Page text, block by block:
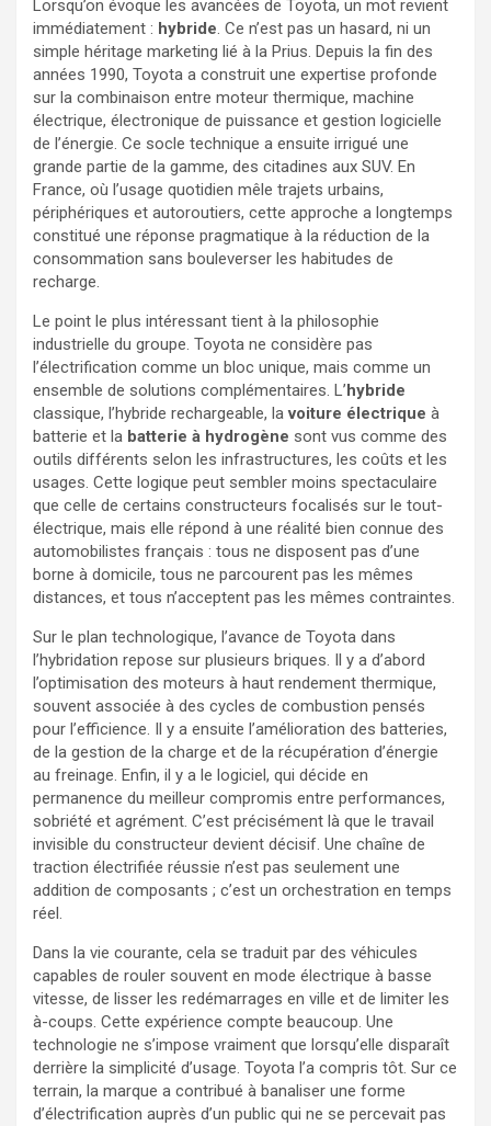
Lorsqu’on évoque les avancées de Toyota, un mot revient
immédiatement : hybride. Ce n’est pas un hasard, ni un
simple héritage marketing lié à la Prius. Depuis la fin des
années 1990, Toyota a construit une expertise profonde
sur la combinaison entre moteur thermique, machine
électrique, électronique de puissance et gestion logicielle
de l’énergie. Ce socle technique a ensuite irrigué une
grande partie de la gamme, des citadines aux SUV. En
France, où l’usage quotidien mêle trajets urbains,
périphériques et autoroutiers, cette approche a longtemps
constitué une réponse pragmatique à la réduction de la
consommation sans bouleverser les habitudes de
recharge.
Le point le plus intéressant tient à la philosophie
industrielle du groupe. Toyota ne considère pas
l’électrification comme un bloc unique, mais comme un
ensemble de solutions complémentaires. L’hybride
classique, l’hybride rechargeable, lavoiture électrique à
batterie et la batterie à hydrogène sont vus comme des
outils différents selon les infrastructures, les coûts et les
usages. Cette logique peut sembler moins spectaculaire
que celle de certains constructeurs focalisés sur le tout-
électrique, mais elle répond à une réalité bien connue des
automobilistes français : tous ne disposent pas d’une
borne à domicile, tous ne parcourent pas les mêmes
distances, et tous n’acceptent pas les mêmes contraintes.
Sur le plan technologique, l’avance de Toyota dans
l’hybridation repose sur plusieurs briques. Il y a d’abord
l’optimisation des moteurs à haut rendement thermique,
souvent associée à des cycles de combustion pensés
pour l’efficience. Il y a ensuite l’amélioration des batteries,
de la gestion de la charge et de la récupération d’énergie
au freinage. Enfin, il y a le logiciel, qui décide en
permanence du meilleur compromis entre performances,
sobriété et agrément. C’est précisément là que le travail
invisible du constructeur devient décisif. Une chaîne de
traction électrifiée réussie n’est pas seulement une
addition de composants ; c’est un orchestration en temps
réel.
Dans la vie courante, cela se traduit par des véhicules
capables de rouler souvent en mode électrique à basse
vitesse, de lisser les redémarrages en ville et de limiter les
à-coups. Cette expérience compte beaucoup. Une
technologie ne s’impose vraiment que lorsqu’elle disparaît
derrière la simplicité d’usage. Toyota l’a compris tôt. Sur ce
terrain, la marque a contribué à banaliser une forme
d’électrification auprès d’un public qui ne se percevait pas